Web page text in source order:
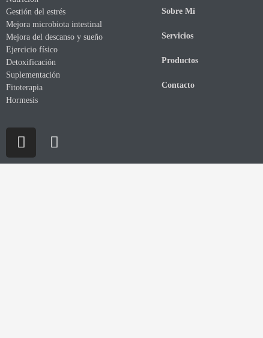
Gestión del estrés
Mejora microbiota intestinal
Mejora del descanso y sueño
Ejercicio físico
Detoxificación
Suplementación
Fitoterapia
Hormesis
Sobre Mí
Servicios
Productos
Contacto